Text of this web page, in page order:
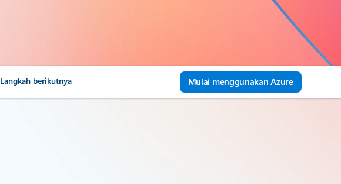
Langkah berikutnya Mulai menggunakan Azure